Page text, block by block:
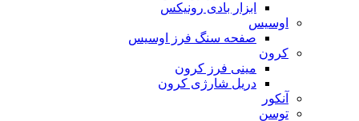
ابزار بادی رونیکس
اوسیس
صفحه سنگ فرز اوسیس
کرون
مینی فرز کرون
دریل شارژی کرون
آنکور
توسن